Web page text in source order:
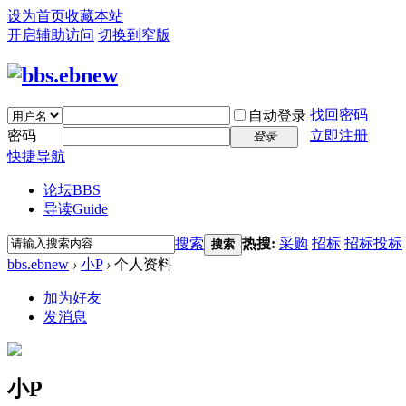
设为首页收藏本站
开启辅助访问 切换到窄版
自动登录 找回密码
密码
登录
立即注册
快捷导航
论坛BBS
导读Guide
搜索 搜索 热搜: 采购 招标 招标投标
bbs.ebnew › 小P › 个人资料
加为好友
发消息
小P